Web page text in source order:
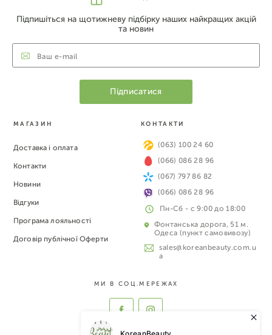
Підпишіться на щотижневу підбірку наших найкращих акцій
та новин
МАГАЗИН
Доставка і оплата
Контакти
Новини
Відгуки
Програма лояльності
Договір публічної Оферти
КОНТАКТИ
(063) 100 24 60
(066) 086 28 96
(067) 797 86 82
(066) 086 28 96
Пн-Сб - с 9:00 до 18:00
Фонтанська дорога, 51 м.
Одеса (пункт самовивозу)
sales@koreanbeauty.com.u
a
МИ В СОЦ.МЕРЕЖАХ